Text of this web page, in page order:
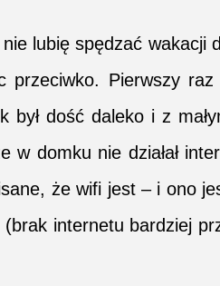
lubię spędzać wakacji
Pierwszy raz
był dość daleko i z
w domku nie działał
że wifi jest – i ono
internetu bardziej